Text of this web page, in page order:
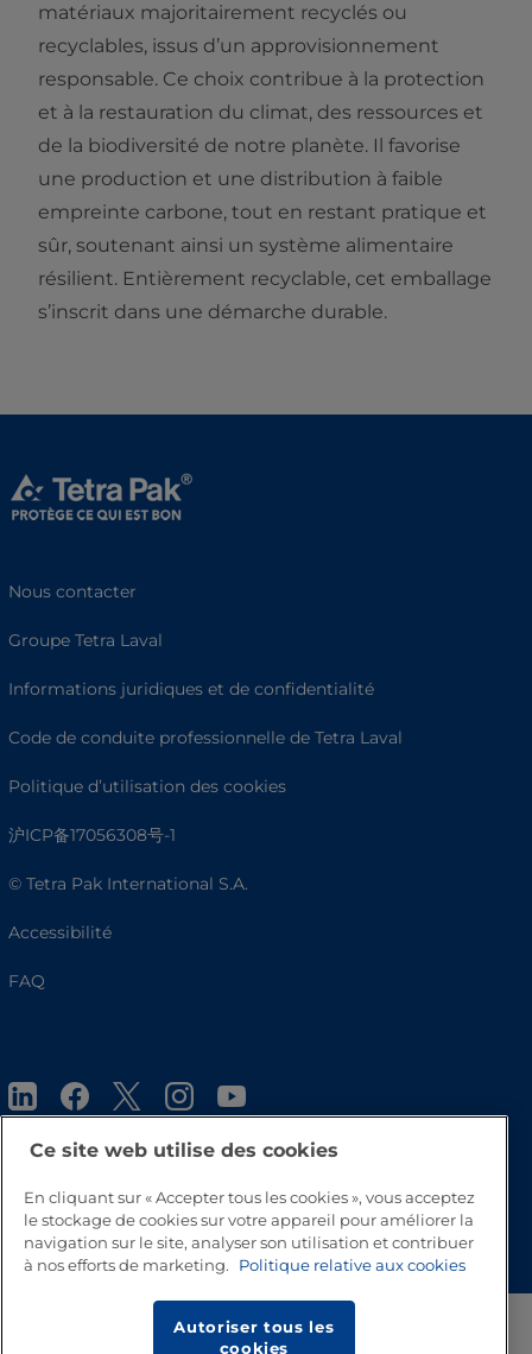
matériaux majoritairement recyclés ou
recyclables, issus d’un approvisionnement
responsable. Ce choix contribue à la protection
et à la restauration du climat, des ressources et
de la biodiversité de notre planète. Il favorise
une production et une distribution à faible
empreinte carbone, tout en restant pratique et
sûr, soutenant ainsi un système alimentaire
résilient. Entièrement recyclable, cet emballage
s’inscrit dans une démarche durable.
Nous contacter
Groupe Tetra Laval
Informations juridiques et de confidentialité
Code de conduite professionnelle de Tetra Laval
Politique d’utilisation des cookies
沪ICP备17056308号-1
© Tetra Pak International S.A.
Accessibilité
FAQ
Haut de page
Ce site web utilise des cookies
En cliquant sur « Accepter tous les cookies », vous acceptez
le stockage de cookies sur votre appareil pour améliorer la
navigation sur le site, analyser son utilisation et contribuer
à nos efforts de marketing.
Politique relative aux cookies
Autoriser tous les
cookies